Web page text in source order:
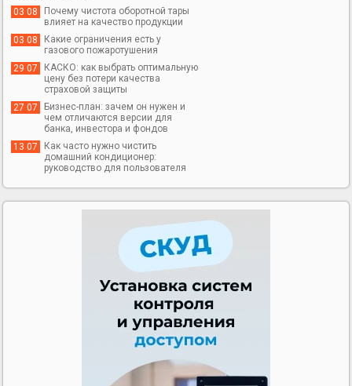
03 08
Почему чистота оборотной тары
влияет на качество продукции
03 08
Какие ограничения есть у
газового пожаротушения
29 07
КАСКО: как выбрать оптимальную
цену без потери качества
страховой защиты
27 07
Бизнес-план: зачем он нужен и
чем отличаются версии для
банка, инвестора и фондов
13 07
Как часто нужно чистить
домашний кондиционер:
руководство для пользователя